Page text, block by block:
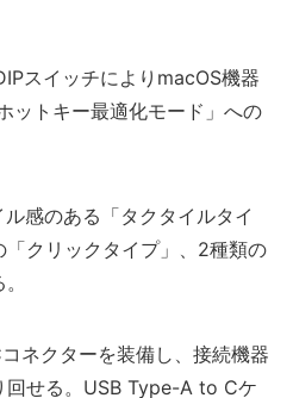
スイッチによりmacOS機器
ットキー最適化モード」への
感のある「タクタイルタイ
クリックタイプ」、2種類の
ネクターを装備し、接続機器
回せる。USB Type-A to Cケ